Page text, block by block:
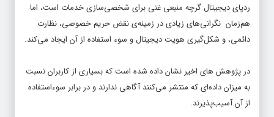
ردپای دیجیتال گرچه منبعی غنی برای شخصی‌سازی خدمات است، اما
هم‌زمان نگرانی‌های زیادی در زمینه‌ی نقض حریم خصوصی، نظارت
دائمی، و شکل‌گیری هویت دیجیتال و سوء استفاده از آن ایجاد می‌کند.
در پژوهش های اخیر نشان داده شده است که بسیاری از کاربران نسبت
به میزان داده‌ای که منتشر می‌کنند آگاهی ندارند و در برابر سوء‌استفاده
از آن آسیب‌پذیرند.